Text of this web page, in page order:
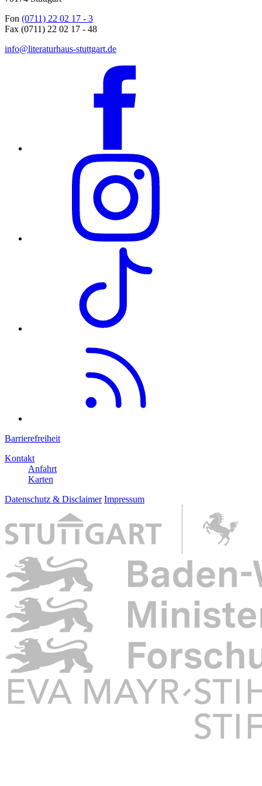
Fon (0711) 22 02 17 - 3
Fax (0711) 22 02 17 - 48
info@literaturhaus-stuttgart.de
Barrierefreiheit
Kontakt
Anfahrt
Karten
Datenschutz & Disclaimer Impressum